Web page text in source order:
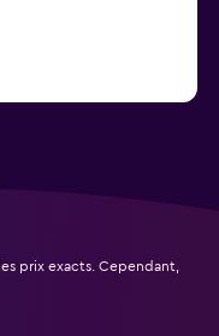
prix exacts. Cependant,